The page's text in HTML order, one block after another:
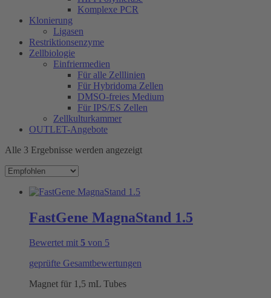
Komplexe PCR
Klonierung
Ligasen
Restriktionsenzyme
Zellbiologie
Einfriermedien
Für alle Zelllinien
Für Hybridoma Zellen
DMSO-freies Medium
Für IPS/ES Zellen
Zellkulturkammer
OUTLET-Angebote
Alle 3 Ergebnisse werden angezeigt
FastGene MagnaStand 1.5
Bewertet mit 5 von 5
geprüfte Gesamtbewertungen
Magnet für 1,5 mL Tubes